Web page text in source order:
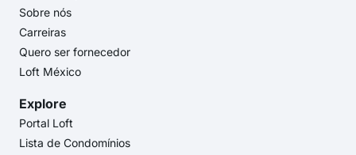
Sobre nós
Carreiras
Quero ser fornecedor
Loft México
Explore
Portal Loft
Lista de Condomínios